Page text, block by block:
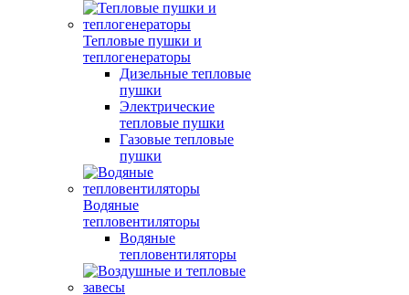
Тепловые пушки и
теплогенераторы
Дизельные тепловые
пушки
Электрические
тепловые пушки
Газовые тепловые
пушки
Водяные
тепловентиляторы
Водяные
тепловентиляторы